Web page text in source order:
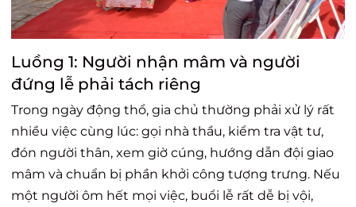
Luồng 1: Người nhận mâm và người
đứng lễ phải tách riêng
Trong ngày động thổ, gia chủ thường phải xử lý rất
nhiều việc cùng lúc: gọi nhà thầu, kiểm tra vật tư,
đón người thân, xem giờ cúng, hướng dẫn đội giao
mâm và chuẩn bị phần khởi công tượng trưng. Nếu
một người ôm hết mọi việc, buổi lễ rất dễ bị vội,